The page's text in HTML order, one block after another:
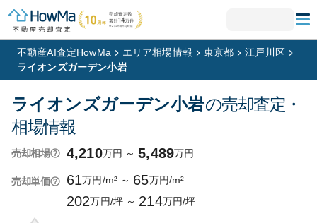
不動産AI査定HowMa エリア相場情報 東京都
江戸川区
ライオンズガーデン小岩
ライオンズガーデン小岩の売却査定・
相場情報
売却相場 4,210万円 ～ 5,489万円
売却単価 61万円/m² ～ 65万円/m²
202万円/坪 ～ 214万円/坪